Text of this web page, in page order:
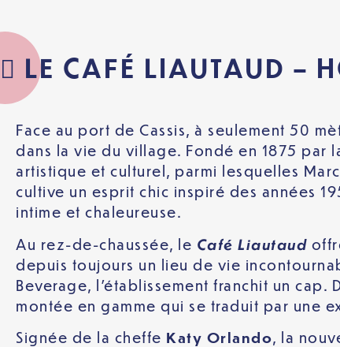
 LE CAFÉ LIAUTAUD –
Face au port de Cassis, à seulement 50
dans la vie du village. Fondé en 1875 par
artistique et culturel, parmi lesquelles
cultive un esprit chic inspiré des années
intime et chaleureuse.
Au rez-de-chaussée, le Café Liautaud
depuis toujours un lieu de vie
Beverage, l’établissement franchit un
montée en gamme qui se traduit par une
Signée de la cheffe Katy Orlando, la